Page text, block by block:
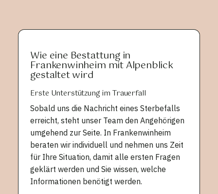
Wie eine Bestattung in
Frankenwinheim mit Alpenblick
gestaltet wird
Erste Unterstützung im Trauerfall
Sobald uns die Nachricht eines Sterbefalls
erreicht, steht unser Team den Angehörigen
umgehend zur Seite. In Frankenwinheim
beraten wir individuell und nehmen uns Zeit
für Ihre Situation, damit alle ersten Fragen
geklärt werden und Sie wissen, welche
Informationen benötigt werden.